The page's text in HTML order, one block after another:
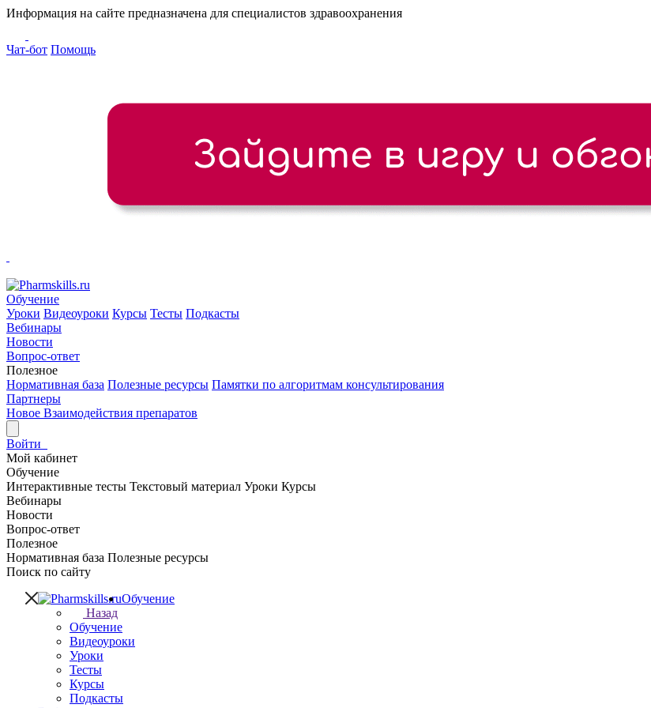
Информация на сайте предназначена для специалистов здравоохранения
Чат-бот Помощь
Обучение
Уроки Видеоуроки Курсы Тесты Подкасты
Вебинары
Новости
Вопрос-ответ
Полезное
Нормативная база Полезные ресурсы Памятки по алгоритмам консультирования
Партнеры
Новое Взаимодействия препаратов
Войти
Мой кабинет
Обучение
Интерактивные тесты Текстовый материал Уроки Курсы
Вебинары
Новости
Вопрос-ответ
Полезное
Нормативная база Полезные ресурсы
Поиск по сайту
Обучение
Назад
Обучение
Видеоуроки
Уроки
Тесты
Курсы
Подкасты